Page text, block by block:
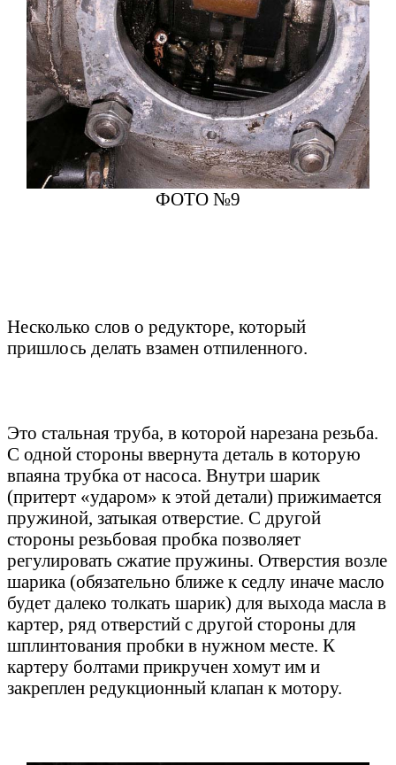
ФОТО №9
Несколько слов о редукторе, который
пришлось делать взамен отпиленного.
Это стальная труба, в которой нарезана резьба.
С одной стороны ввернута деталь в которую
впаяна трубка от насоса. Внутри шарик
(притерт «ударом» к этой детали) прижимается
пружиной, затыкая отверстие. С другой
стороны резьбовая пробка позволяет
регулировать сжатие пружины. Отверстия возле
шарика (обязательно ближе к седлу иначе масло
будет далеко толкать шарик) для выхода масла в
картер, ряд отверстий с другой стороны для
шплинтования пробки в нужном месте. К
картеру болтами прикручен хомут им и
закреплен редукционный клапан к мотору.